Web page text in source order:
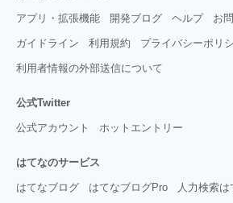
アプリ・拡張機能 開発ブログ ヘルプ お
ガイドライン 利用規約 プライバシーポリ
利用者情報の外部送信について
公式Twitter
公式アカウント ホットエントリー
はてなのサービス
はてなブログ はてなブログPro 人力検索は